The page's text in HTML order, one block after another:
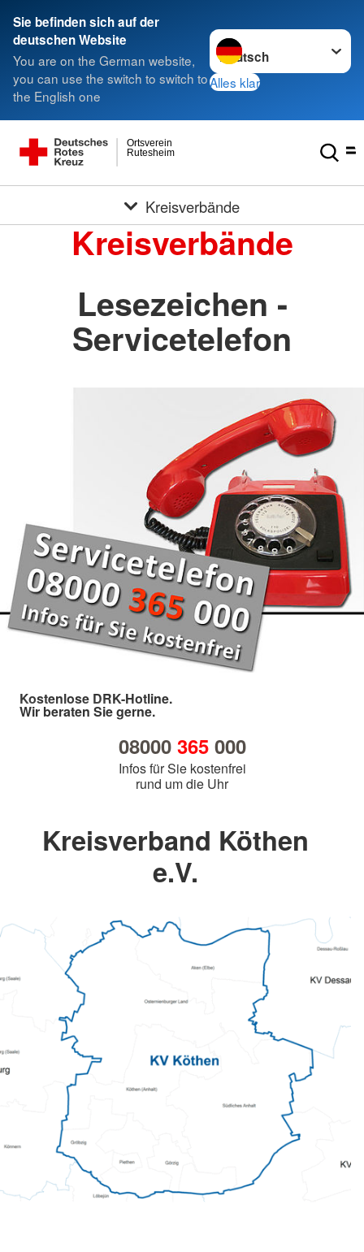
Sie befinden sich auf der
deutschen Website
You are on the German website,
you can use the switch to switch to
the English one
Sprache wechseln zu
Alles klar
Rutesheim
Ortsverein
Kreisverbände
Kreisverbände
Lesezeichen -
Servicetelefon
Kostenlose DRK-Hotline.
Wir beraten Sie gerne.
08000 365000
Infos für Sie kostenfrei
rund um die Uhr
Kreisverband Köthen
e.V.